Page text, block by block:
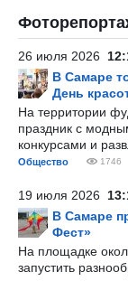
26 июля 2026
В Самаре
День
На территории
праздник с
конкурсами и
Общество 1746
19 июля 2026
В Самаре
Фест»
На площадке
запустить